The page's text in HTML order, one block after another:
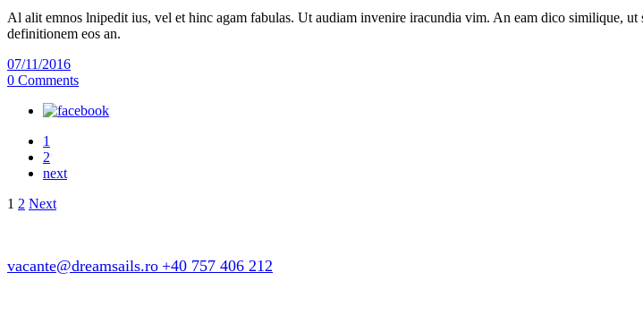
Al alit emnos lnipedit ius, vel et hinc agam fabulas. Ut audiam invenire iracundia vim. An eam dico similique,
definitionem eos an.
07/11/2016
0 Comments
1
2
next
Posts
1 2 Next
vacante@dreamsails.ro +40 757 406 212